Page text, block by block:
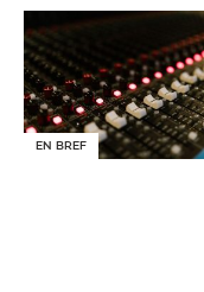
EN BREF